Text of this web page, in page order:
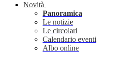
Novità
Panoramica
Le notizie
Le circolari
Calendario eventi
Albo online